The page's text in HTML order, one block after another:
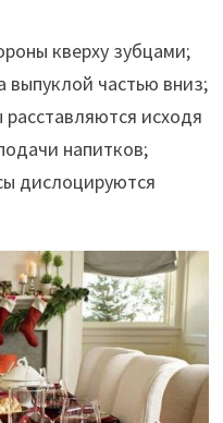
кверху зубцами;
частью вниз;
исходя
напитков;
дислоцируются